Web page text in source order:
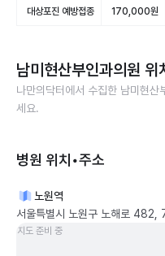
대상포진 예방접종 170,000원
남미현산부인과의원 위
나만의닥터에서 수집한 남미현산
세요.
병원 위치•주소
노원역
서울특별시 노원구 노해로 482,
지도 준비 중